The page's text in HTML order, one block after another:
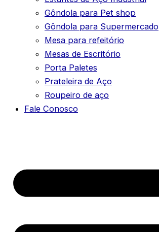
Gôndola para Pet shop
Gôndola para Supermercado
Mesa para refeitório
Mesas de Escritório
Porta Paletes
Prateleira de Aço
Roupeiro de aço
Fale Conosco